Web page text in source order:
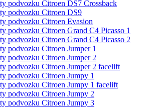
podvozku Citroen DS7 Crossback
podvozku Citroen DS9
podvozku Citroen Evasion
podvozku Citroen Grand С4 Picasso 1
podvozku Citroen Grand С4 Picasso 2
podvozku Citroen Jumper 1
podvozku Citroen Jumper 2
podvozku Citroen Jumper 2 facelift
podvozku Citroen Jumpy 1
podvozku Citroen Jumpy 1 facelift
podvozku Citroen Jumpy 2
podvozku Citroen Jumpy 3